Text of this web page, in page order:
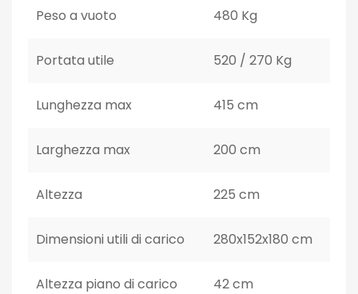
Peso a vuoto 480 Kg
Portata utile 520 / 270 Kg
Lunghezza max 415 cm
Larghezza max 200 cm
Altezza 225 cm
Dimensioni utili di carico 280x152x180 cm
Altezza piano di carico 42 cm